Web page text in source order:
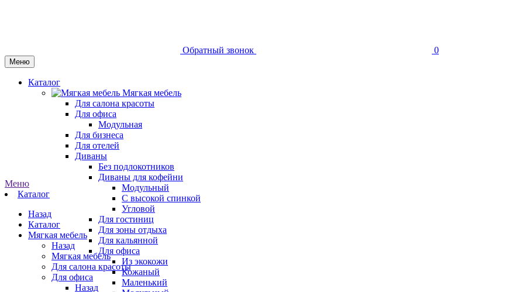
Обратный звонок 0
Меню
Каталог
Мягкая мебель
Для салона красоты
Для офиса
Модульная
Для бизнеса
Для отелей
Диваны
Без подлокотников
Диваны для кофейни
Модульный
С высокой спинкой
Угловой
Для гостиниц
Для зоны отдыха
Для кальянной
Для офиса
Из экокожи
Кожаный
Маленький
Меню
Каталог
Назад
Каталог
Мягкая мебель
Назад
Мягкая мебель
Для салона красоты
Для офиса
Назад